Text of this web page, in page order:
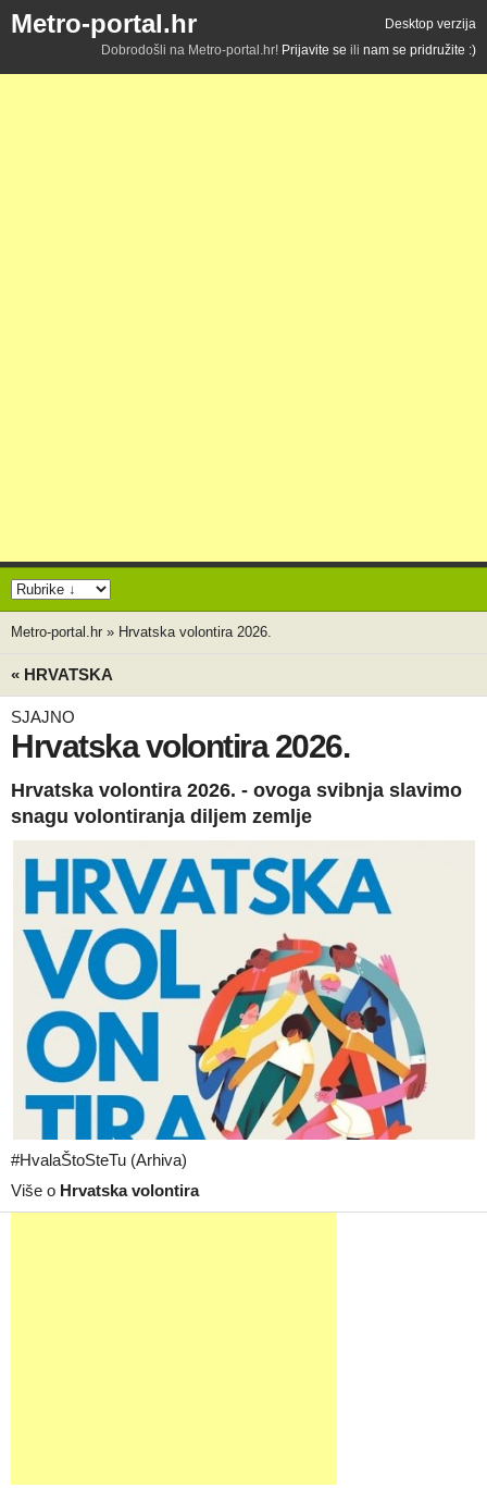
Metro-portal.hr
Desktop verzija
Dobrodošli na Metro-portal.hr! Prijavite se ili nam se pridružite :)
Metro-portal.hr » Hrvatska volontira 2026.
« HRVATSKA
SJAJNO
Hrvatska volontira 2026.
Hrvatska volontira 2026. - ovoga svibnja slavimo
snagu volontiranja diljem zemlje
#HvalaŠtoSteTu (Arhiva)
Više o Hrvatska volontira